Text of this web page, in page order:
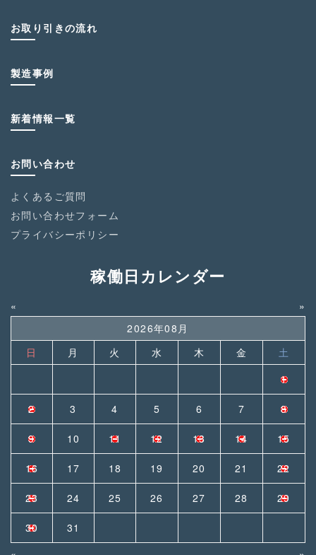
お取り引きの流れ
製造事例
新着情報一覧
お問い合わせ
よくあるご質問
お問い合わせフォーム
プライバシーポリシー
稼働日カレンダー
«
»
2026年08月
日
月 火 水 木 金
土
1
2 3 4 5 6 7 8
9 10 11 12 13 14 15
16 17 18 19 20 21 22
23 24 25 26 27 28 29
30
31